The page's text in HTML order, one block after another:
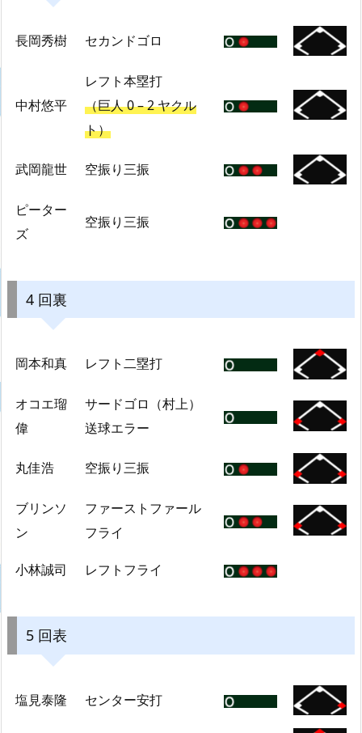
長岡秀樹 セカンドゴロ
中村悠平
レフト本塁打
（巨人 0 – 2 ヤクル
ト）
武岡龍世 空振り三振
ピーター
ズ
空振り三振
4 回裏
岡本和真 レフト二塁打
オコエ瑠
偉
サードゴロ（村上）
送球エラー
丸佳浩 空振り三振
ブリンソ
ン
ファーストファール
フライ
小林誠司 レフトフライ
5 回表
塩見泰隆 センター安打